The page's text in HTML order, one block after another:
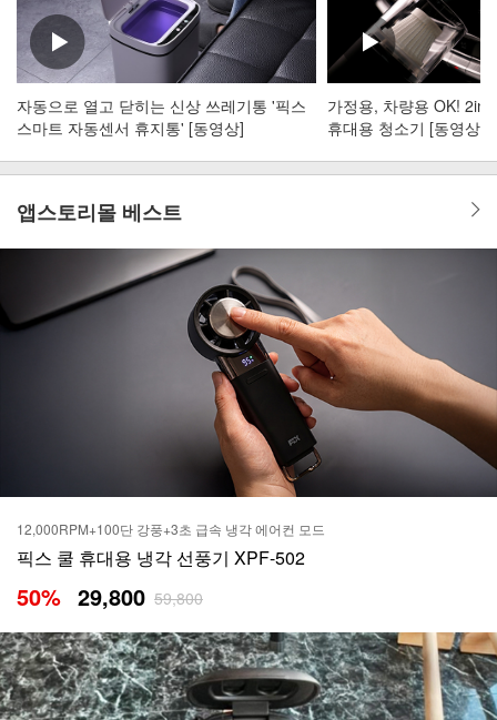
자동으로 열고 닫히는 신상 쓰레기통 '픽스
스마트 자동센서 휴지통' [동영상]
가정용, 차량용 OK!
휴대용 청소기 [동영상]
앱스토리몰 베스트
12,000RPM+100단 강풍+3초 급속 냉각 에어컨 모드
픽스 쿨 휴대용 냉각 선풍기 XPF-502
50% 29,800 59,800